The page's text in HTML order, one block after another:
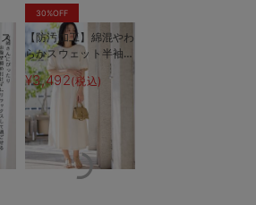
30%OFF
【防汚加工】綿混やわ
らかスウェット半袖フ
レアワンピース マタ
ニティ・産後【出産後
も長く使える】
¥3,492(税込)